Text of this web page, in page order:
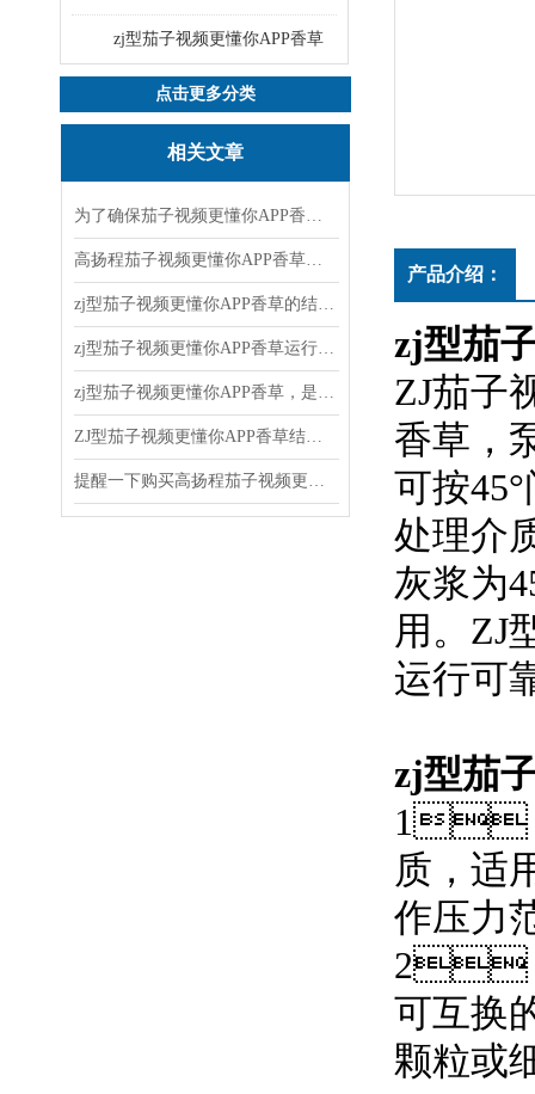
zj型茄子视频更懂你APP香草
点击更多分类
相关文章
为了确保茄子视频更懂你APP香草的正常运行和延长使用寿命，以下几点需要注意
高扬程茄子视频更懂你APP香草的使用和维护方法
zj型茄子视频更懂你APP香草的结构原理、应用领域和维护保养
zj型茄子视频更懂你APP香草运行后随时注意观察运转情况
zj型茄子视频更懂你APP香草，是新一代节能离心式茄子视频更懂你APP香草
ZJ型茄子视频更懂你APP香草结构和水力设计合理
提醒一下购买高扬程茄子视频更懂你APP香草时还有这些注意事项
产品介绍：
zj型茄
ZJ茄子
香草
可按45°
处理介
灰浆为
用。
运行可靠
zj型茄
1、
质
作压力
2、
可互换
颗粒或细